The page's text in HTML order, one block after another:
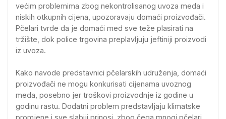
većim problemima zbog nekontrolisanog uvoza meda i
niskih otkupnih cijena, upozoravaju domaći proizvođači.
Pčelari tvrde da je domaći med sve teže plasirati na
tržište, dok police trgovina preplavljuju jeftiniji proizvodi
iz uvoza.
Kako navode predstavnici pčelarskih udruženja, domaći
proizvođači ne mogu konkurisati cijenama uvoznog
meda, posebno jer troškovi proizvodnje iz godine u
godinu rastu. Dodatni problem predstavljaju klimatske
promjene i sve slabiji prinosi, zbog čega mnogi pčelari